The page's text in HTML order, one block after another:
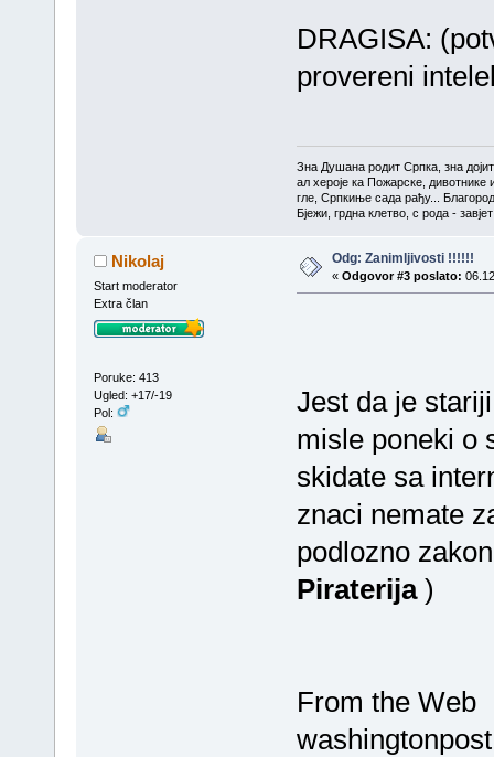
DRAGISA:
provereni
Зна Душана родит Српка, зна
ал хероје ка Пожарске, дивотнике
гле, Српкиње сада рађу...
Бјежи, грдна клетво, с рода -
Nikolaj
Start moderator
Extra član
Poruke: 413
Ugled: +17/-19
Pol:
Odg: Zanimljivosti !!!!!!
« Odgovor #3 poslato:
Jest da je
misle poneki o
skidate sa
znaci nemate
podlozno
Piraterija)
From the Web